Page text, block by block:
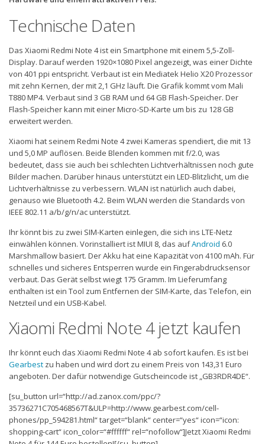
Technische Daten
Das Xiaomi Redmi Note 4 ist ein Smartphone mit einem 5,5-Zoll-
Display. Darauf werden 1920×1080 Pixel angezeigt, was einer Dichte
von 401 ppi entspricht. Verbaut ist ein Mediatek Helio X20 Prozessor
mit zehn Kernen, der mit 2,1 GHz läuft. Die Grafik kommt vom Mali
T880 MP4. Verbaut sind 3 GB RAM und 64 GB Flash-Speicher. Der
Flash-Speicher kann mit einer Micro-SD-Karte um bis zu 128 GB
erweitert werden.
Xiaomi hat seinem Redmi Note 4 zwei Kameras spendiert, die mit 13
und 5,0 MP auflösen. Beide Blenden kommen mit f/2.0, was
bedeutet, dass sie auch bei schlechten Lichtverhältnissen noch gute
Bilder machen. Darüber hinaus unterstützt ein LED-Blitzlicht, um die
Lichtverhältnisse zu verbessern. WLAN ist natürlich auch dabei,
genauso wie Bluetooth 4.2. Beim WLAN werden die Standards von
IEEE 802.11 a/b/g/n/ac unterstützt.
Ihr könnt bis zu zwei SIM-Karten einlegen, die sich ins LTE-Netz
einwählen können. Vorinstalliert ist MIUI 8, das aufAndroid 6.0
Marshmallow basiert. Der Akku hat eine Kapazität von 4100 mAh. Für
schnelles und sicheres Entsperren wurde ein Fingerabdrucksensor
verbaut. Das Gerät selbst wiegt 175 Gramm. Im Lieferumfang
enthalten ist ein Tool zum Entfernen der SIM-Karte, das Telefon, ein
Netzteil und ein USB-Kabel.
Xiaomi Redmi Note 4 jetzt kaufen
Ihr könnt euch das Xiaomi Redmi Note 4 ab sofort kaufen. Es ist bei
Gearbest zu haben und wird dort zu einem Preis von 143,31 Euro
angeboten. Der dafür notwendige Gutscheincode ist „GB3RDR4DE“.
[su_button url=“http://ad.zanox.com/ppc/?
35736271C705468567T&ULP=http://www.gearbest.com/cell-
phones/pp_594281.html“ target=“blank“ center=“yes“ icon=“icon:
shopping-cart“ icon_color=“#ffffff“ rel=“nofollow“]Jetzt Xiaomi Redmi